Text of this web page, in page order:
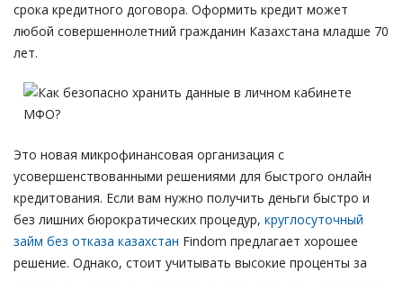
срока кредитного договора. Оформить кредит может
любой совершеннолетний гражданин Казахстана младше 70
лет.
Это новая микрофинансовая организация с
усовершенствованными решениями для быстрого онлайн
кредитования. Если вам нужно получить деньги быстро и
без лишних бюрократических процедур, круглосуточный
займ без отказа казахстан Findom предлагает хорошее
решение. Однако, стоит учитывать высокие проценты за